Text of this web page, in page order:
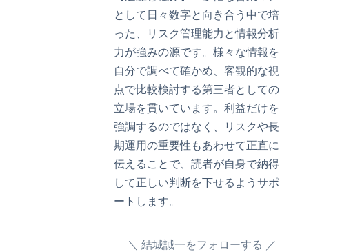
として日々数字と向き合う中で培
った、リスク管理能力と情報分析
力が強みの源です。様々な情報を
自分で調べて確かめ、客観的な視
点で比較検討する第三者としての
立場を貫いています。利益だけを
強調するのではなく、リスクや長
期運用の重要性もあわせて正直に
伝えることで、読者が自身で納得
して正しい判断を下せるようサポ
ートします。
結城誠一をフォローする